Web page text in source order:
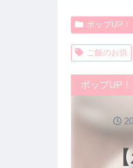
ポップUP！
ご飯のお供
ポップUP！